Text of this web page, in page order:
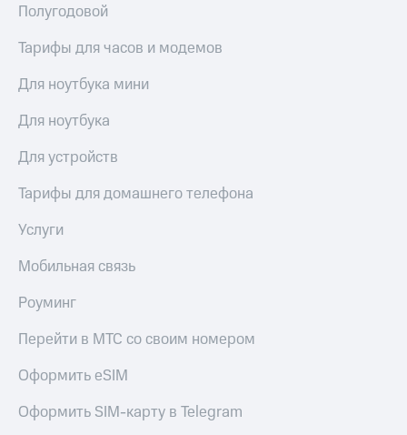
Полугодовой
Тарифы для часов и модемов
Для ноутбука мини
Для ноутбука
Для устройств
Тарифы для домашнего телефона
Услуги
Мобильная связь
Роуминг
Перейти в МТС со своим номером
Оформить eSIM
Оформить SIM-карту в Telegram